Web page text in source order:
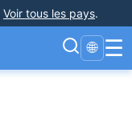
Voir tous les pays.
🌐 ☰